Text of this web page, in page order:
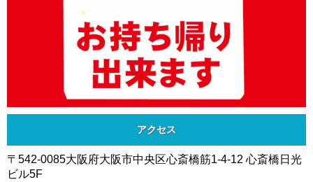
アクセス
〒542-0085大阪府大阪市中央区心斎橋筋1-4-12 心斎橋日光
ビル5F